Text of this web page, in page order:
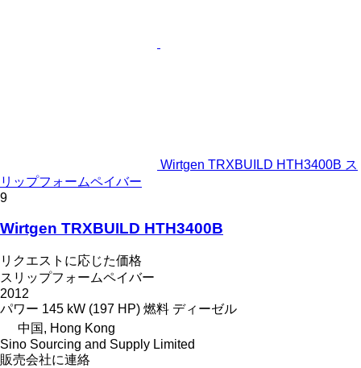
Wirtgen TRXBUILD HTH3400B ス
リップフォームペイバー
9
Wirtgen TRXBUILD HTH3400B
リクエストに応じた価格
スリップフォームペイバー
2012
パワー 145 kW (197 HP) 燃料 ディーゼル
中国, Hong Kong
Sino Sourcing and Supply Limited
販売会社に連絡